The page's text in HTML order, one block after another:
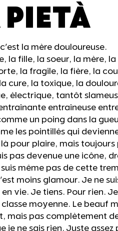
la mère douloureuse.
la fille, la soeur, la mère,
la fragile, la fière, la
cure, la toxique, la
électrique, tantôt
entraineuse
un poing dans la
les pointillés qui
pour plaire, mais
pas devenue une icône,
suis même pas de cette
moins glamour. Je ne
vie. Je tiens. Pour rien.
classe moyenne. Le beauf
mais pas complètement
je ne sais rien. Juste